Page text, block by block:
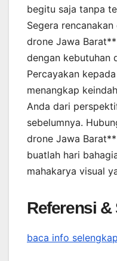
begitu saja tanpa
Segera
drone Jawa
dengan kebutuhan
Percayakan
menangkap
Anda dari
sebelumnya.
drone Jawa
buatlah hari
mahakarya visual
Referensi &
baca info